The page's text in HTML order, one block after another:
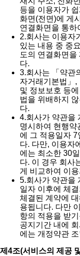
등을 이용자가
화면(전면)에 게
연결화면을 통하
2.회사는 이용자
있는 내용 중 중
도의 연결화면을
다.
3.회사는 「약관
자거래기본법」,
및 정보보호 등
법을 위배하지
다.
4.회사가 약관을
명시하여 현행약
에 그 적용일자 7
다. 다만, 이용자
에는 최소한 30
다. 이 경우 회사
게 비교하여 이
5.회사가 약관을
일자 이후에 체
체결된 계약에
용됩니다. 다만
항의 적용을 받
공지기간 내에
에는 개정약관
제4조(서비스의 제공